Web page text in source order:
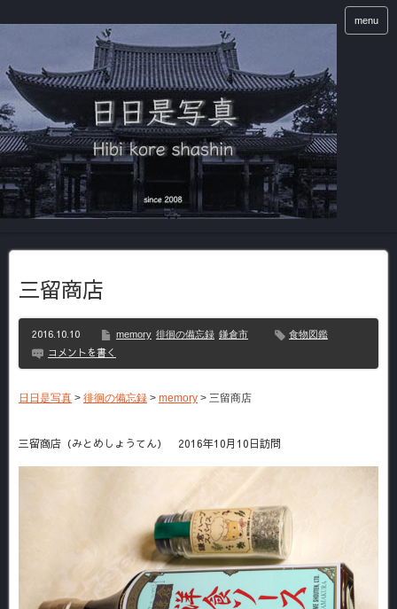
menu
三留商店
2016.10.10 memory 徘徊の備忘録 鎌倉市 食物図鑑
コメントを書く
日日是写真 > 徘徊の備忘録 > memory > 三留商店
三留商店（みとめしょうてん） 2016年10月10日訪問